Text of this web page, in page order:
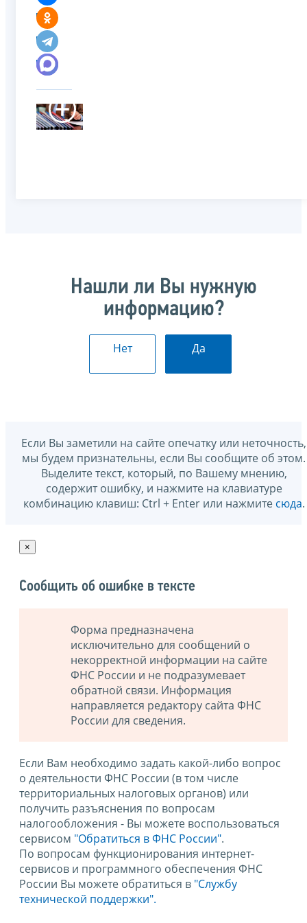
Нашли ли Вы нужную
информацию?
Нет Да
Если Вы заметили на сайте опечатку или неточность,
мы будем признательны, если Вы сообщите об этом.
Выделите текст, который, по Вашему мнению,
содержит ошибку, и нажмите на клавиатуре
комбинацию клавиш: Ctrl + Enter или нажмите сюда.
×
Сообщить об ошибке в тексте
Форма предназначена
исключительно для сообщений о
некорректной информации на сайте
ФНС России и не подразумевает
обратной связи. Информация
направляется редактору сайта ФНС
России для сведения.
Если Вам необходимо задать какой-либо вопрос
о деятельности ФНС России (в том числе
территориальных налоговых органов) или
получить разъяснения по вопросам
налогообложения - Вы можете воспользоваться
сервисом "Обратиться в ФНС России".
По вопросам функционирования интернет-
сервисов и программного обеспечения ФНС
России Вы можете обратиться в "Службу
технической поддержки".